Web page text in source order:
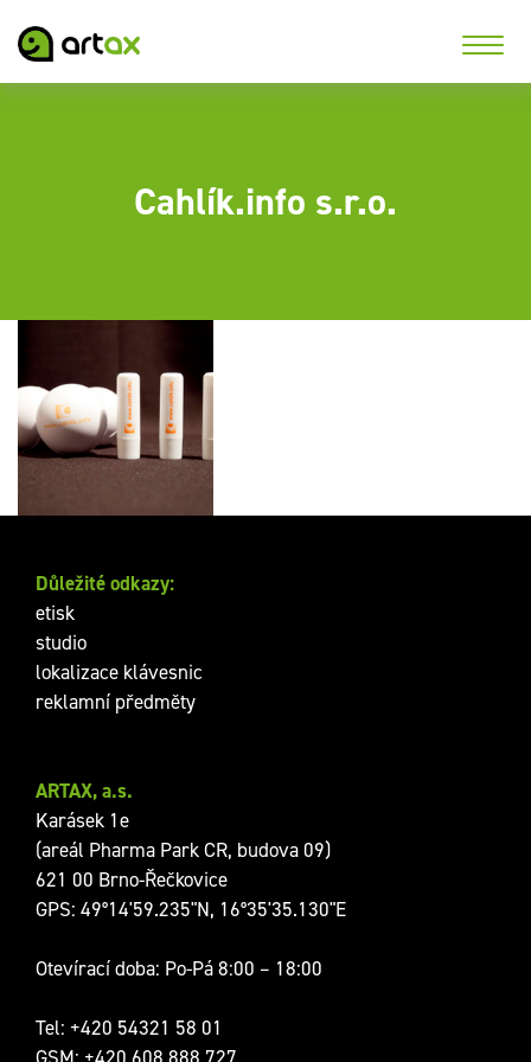
Cahlík.info s.r.o.
Dárkové předměty pro
jazykový a vzdělávací
servis Cahlík.info s.r.o.
ARTAX, a.s.
Karásek 1e
(areál Pharma Park CR, budova 09)
621 00 Brno-Řečkovice
GPS: 49°14'59.235"N, 16°35'35.130"E
Otevírací doba: Po-Pá 8:00 – 18:00
Tel: +420 54321 58 01
GSM: +420 608 888 727
Důležité odkazy:
etisk
studio
lokalizace klávesnic
reklamní předměty